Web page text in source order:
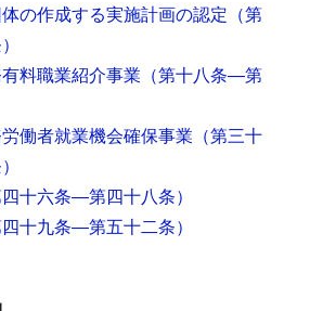
の作成する実施計画の認定 （第
料職業紹介事業 （第十八条―第
働者就業機会確保事業 （第三十
四十六条―第四十八条）
四十九条―第五十二条）